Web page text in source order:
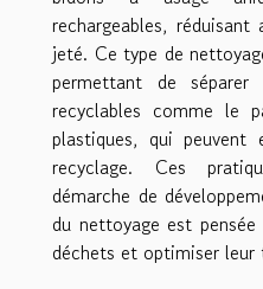
rechargeables,
jeté. Ce type de
permettant de séparer
recyclables comme le
plastiques, qui
recyclage. Ces
démarche de
du nettoyage est
déchets et optimiser